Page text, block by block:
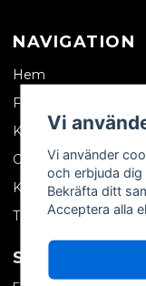
NAVIGATION
Hem
Företagskund
Kontakta oss
Om oss
Köpvillkor
Tips & trix
SOCIALA
Vi
Vi använder
och erbjuda dig
Bekräfta ditt
Acceptera alla